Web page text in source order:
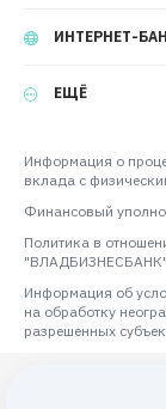
ИНТЕРНЕТ-
ЕЩЁ
Информация о
вклада с
Финансовый
Политика в
"ВЛАДБИЗНЕСБАНК"
Информация об
на обработку
разрешенных